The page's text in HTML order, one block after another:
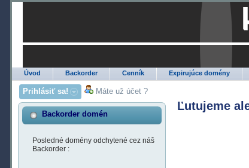
Úvod Backorder Cenník Expirujúce domény
Prihlásiť sa! Máte už účet ?
Backorder domén
Posledné domény odchytené cez náš
Backorder :
Ľutujeme